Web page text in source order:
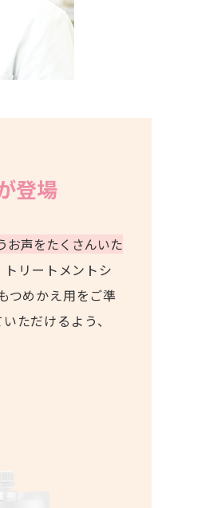
登場
お声をたくさんいた
リートメントシ
つめかえ用をご準
ただけるよう、